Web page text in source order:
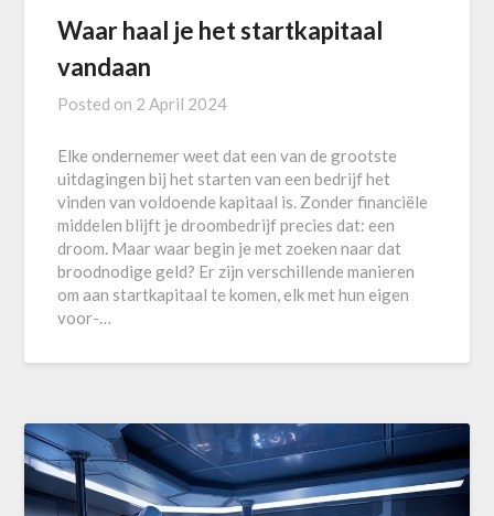
Waar haal je het startkapitaal
vandaan
Posted on 2 April 2024
Elke ondernemer weet dat een van de grootste
uitdagingen bij het starten van een bedrijf het
vinden van voldoende kapitaal is. Zonder financiële
middelen blijft je droombedrijf precies dat: een
droom. Maar waar begin je met zoeken naar dat
broodnodige geld? Er zijn verschillende manieren
om aan startkapitaal te komen, elk met hun eigen
voor-…